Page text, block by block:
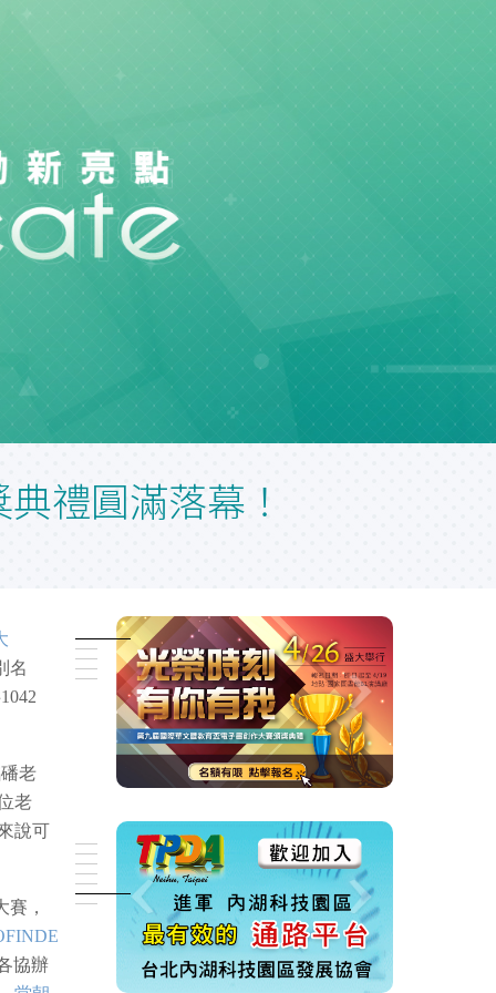
禮圓滿落幕！
名
老
老
說可
，
協辦